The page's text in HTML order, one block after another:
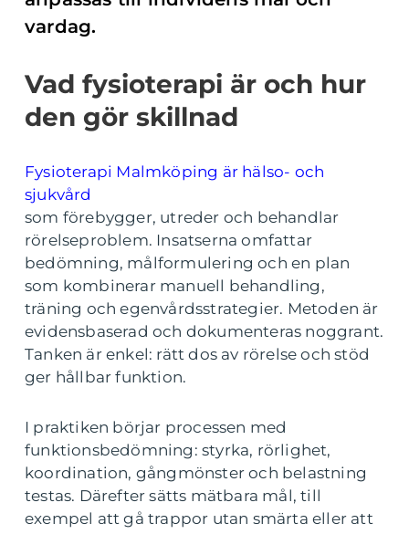
vardag.
Vad fysioterapi är och hur
den gör skillnad
Fysioterapi Malmköping är hälso- och
sjukvård
som förebygger, utreder och behandlar
rörelseproblem. Insatserna omfattar
bedömning, målformulering och en plan
som kombinerar manuell behandling,
träning och egenvårdsstrategier. Metoden är
evidensbaserad och dokumenteras noggrant.
Tanken är enkel: rätt dos av rörelse och stöd
ger hållbar funktion.
I praktiken börjar processen med
funktionsbedömning: styrka, rörlighet,
koordination, gångmönster och belastning
testas. Därefter sätts mätbara mål, till
exempel att gå trappor utan smärta eller att